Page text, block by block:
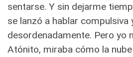
sentarse. Y sin dejarme
se lanzó a hablar compulsiva
desordenadamente. Pero yo
Atónito, miraba cómo la